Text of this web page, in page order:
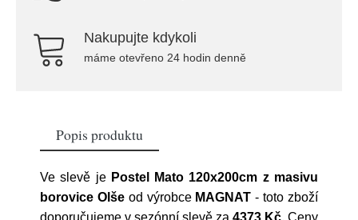
Nakupujte kdykoli
máme otevřeno 24 hodin denně
Popis produktu
Ve slevě je Postel Mato 120x200cm z masivu
borovice Olšeod výrobce MAGNAT - toto zboží
doporučujeme v sezónní slevě za 4373 Kč. Ceny